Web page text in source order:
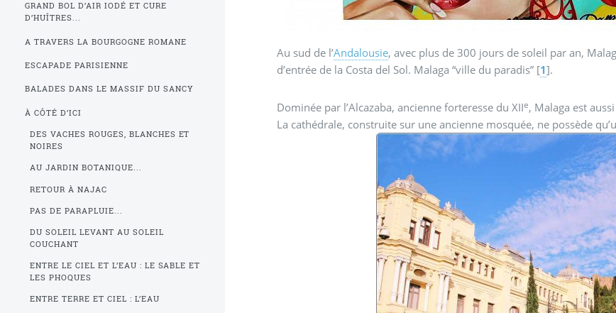
Au sud de l’Andalousie, avec plus de 300 jours de soleil par an,
d’entrée de la Costa del Sol. Malaga “ville du paradis” [1].
Dominée par l’Alcazaba, ancienne forteresse du XIIe, Malaga est
La cathédrale, construite sur une ancienne mosquée, ne possède
GRAND BOL D’AIR IODÉ ET CURE
D’HUÎTRES...
A TRAVERS LA BOURGOGNE ROMANE
ESCAPADE PARISIENNE
BALADES DANS LE MASSIF DU SANCY
À CÔTÉ D’ICI
DES VACHES ROUGES, BLANCHES ET
NOIRES
AU JARDIN BOTANIQUE...
RETOUR À NAJAC
PAS DE PARAPLUIE...
DU SOLEIL LEVANT AU SOLEIL
COUCHANT
ENTRE LE CIEL ET L’EAU : LE SABLE ET
LES PHOQUES
ENTRE TERRE ET CIEL : L’EAU